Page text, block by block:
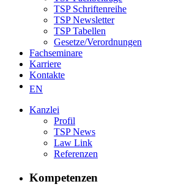
TSP Schriftenreihe
TSP Newsletter
TSP Tabellen
Gesetze/Verordnungen
Fachseminare
Karriere
Kontakte
EN
Kanzlei
Profil
TSP News
Law Link
Referenzen
Kompetenzen